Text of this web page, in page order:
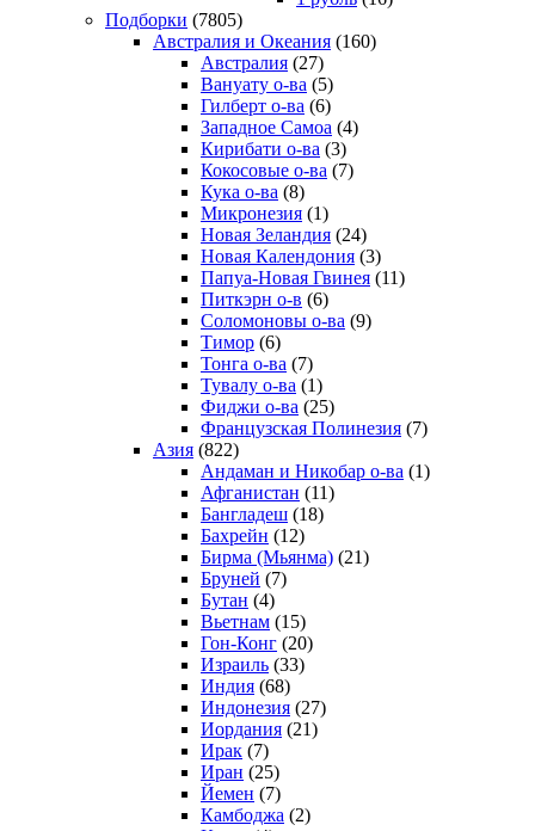
Подборки (7805)
Австралия и Океания (160)
Австралия (27)
Вануату о-ва (5)
Гилберт о-ва (6)
Западное Самоа (4)
Кирибати о-ва (3)
Кокосовые о-ва (7)
Кука о-ва (8)
Микронезия (1)
Новая Зеландия (24)
Новая Календония (3)
Папуа-Новая Гвинея (11)
Питкэрн о-в (6)
Соломоновы о-ва (9)
Тимор (6)
Тонга о-ва (7)
Тувалу о-ва (1)
Фиджи о-ва (25)
Французская Полинезия (7)
Азия (822)
Андаман и Никобар о-ва (1)
Афганистан (11)
Бангладеш (18)
Бахрейн (12)
Бирма (Мьянма) (21)
Бруней (7)
Бутан (4)
Вьетнам (15)
Гон-Конг (20)
Израиль (33)
Индия (68)
Индонезия (27)
Иордания (21)
Ирак (7)
Иран (25)
Йемен (7)
Камбоджа (2)